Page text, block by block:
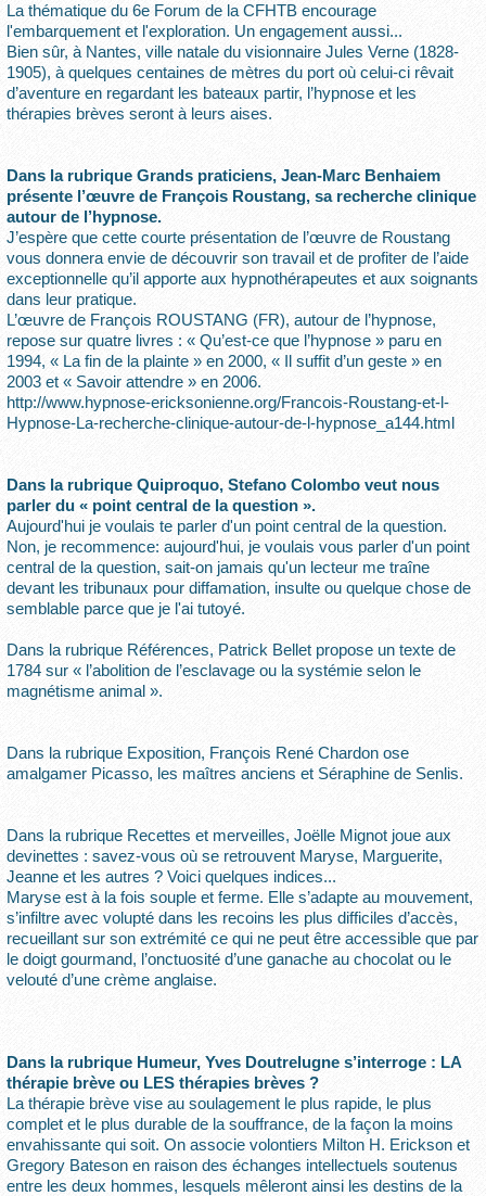
La thématique du 6e Forum de la CFHTB encourage
l'embarquement et l'exploration. Un engagement aussi...
Bien sûr, à Nantes, ville natale du visionnaire Jules Verne (1828-
1905), à quelques centaines de mètres du port où celui-ci rêvait
d’aventure en regardant les bateaux partir, l’hypnose et les
thérapies brèves seront à leurs aises.
Dans la rubrique Grands praticiens, Jean-Marc Benhaiem
présente l’œuvre de François Roustang, sa recherche clinique
autour de l’hypnose.
J’espère que cette courte présentation de l’œuvre de Roustang
vous donnera envie de découvrir son travail et de profiter de l’aide
exceptionnelle qu’il apporte aux hypnothérapeutes et aux soignants
dans leur pratique.
L’œuvre de François ROUSTANG (FR), autour de l’hypnose,
repose sur quatre livres : « Qu’est-ce que l’hypnose » paru en
1994, « La fin de la plainte » en 2000, « Il suffit d’un geste » en
2003 et « Savoir attendre » en 2006.
http://www.hypnose-ericksonienne.org/Francois-Roustang-et-l-
Hypnose-La-recherche-clinique-autour-de-l-hypnose_a144.html
Dans la rubrique Quiproquo, Stefano Colombo veut nous
parler du « point central de la question ».
Aujourd'hui je voulais te parler d'un point central de la question.
Non, je recommence: aujourd'hui, je voulais vous parler d'un point
central de la question, sait-on jamais qu'un lecteur me traîne
devant les tribunaux pour diffamation, insulte ou quelque chose de
semblable parce que je l'ai tutoyé.
Dans la rubrique Références, Patrick Bellet propose un texte de
1784 sur « l’abolition de l’esclavage ou la systémie selon le
magnétisme animal ».
Dans la rubrique Exposition, François René Chardon ose
amalgamer Picasso, les maîtres anciens et Séraphine de Senlis.
Dans la rubrique Recettes et merveilles, Joëlle Mignot joue aux
devinettes : savez-vous où se retrouvent Maryse, Marguerite,
Jeanne et les autres ? Voici quelques indices...
Maryse est à la fois souple et ferme. Elle s’adapte au mouvement,
s’infiltre avec volupté dans les recoins les plus difficiles d’accès,
recueillant sur son extrémité ce qui ne peut être accessible que par
le doigt gourmand, l’onctuosité d’une ganache au chocolat ou le
velouté d’une crème anglaise.
Dans la rubrique Humeur, Yves Doutrelugne s’interroge : LA
thérapie brève ou LES thérapies brèves ?
La thérapie brève vise au soulagement le plus rapide, le plus
complet et le plus durable de la souffrance, de la façon la moins
envahissante qui soit. On associe volontiers Milton H. Erickson et
Gregory Bateson en raison des échanges intellectuels soutenus
entre les deux hommes, lesquels mêleront ainsi les destins de la